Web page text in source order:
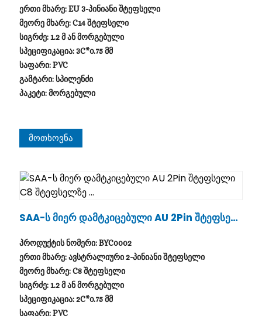
ერთი მხარე: EU 3-პინიანი შტეფსელი
მეორე მხარე: C14 შტეფსელი
სიგრძე: 1.2 მ ან მორგებული
სპეციფიკაცია: 3C*0.75 მმ
საფარი: PVC
გამტარი: სპილენძი
პაკეტი: მორგებული
Მოთხოვნა
SAA-Ს Მიერ Დამტკიცებული AU 2Pin Შტეფსელ
პროდუქტის ნომერი: BYC0002
ერთი მხარე: ავსტრალიური 2-პინიანი შტეფსელი
მეორე მხარე: C8 შტეფსელი
სიგრძე: 1.2 მ ან მორგებული
სპეციფიკაცია: 2C*0.75 მმ
საფარი: PVC